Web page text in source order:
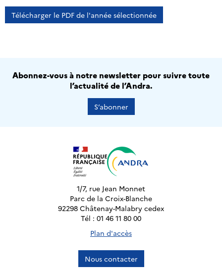
Télécharger le PDF de l'année sélectionnée
Abonnez-vous à notre newsletter pour suivre toute
l’actualité de l’Andra.
S’abonner
1/7, rue Jean Monnet
Parc de la Croix-Blanche
92298 Châtenay-Malabry cedex
Tél : 01 46 11 80 00
Plan d'accès
Nous contacter